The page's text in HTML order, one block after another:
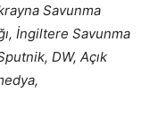
Savunma
İngiltere Savunma
DW, Açık